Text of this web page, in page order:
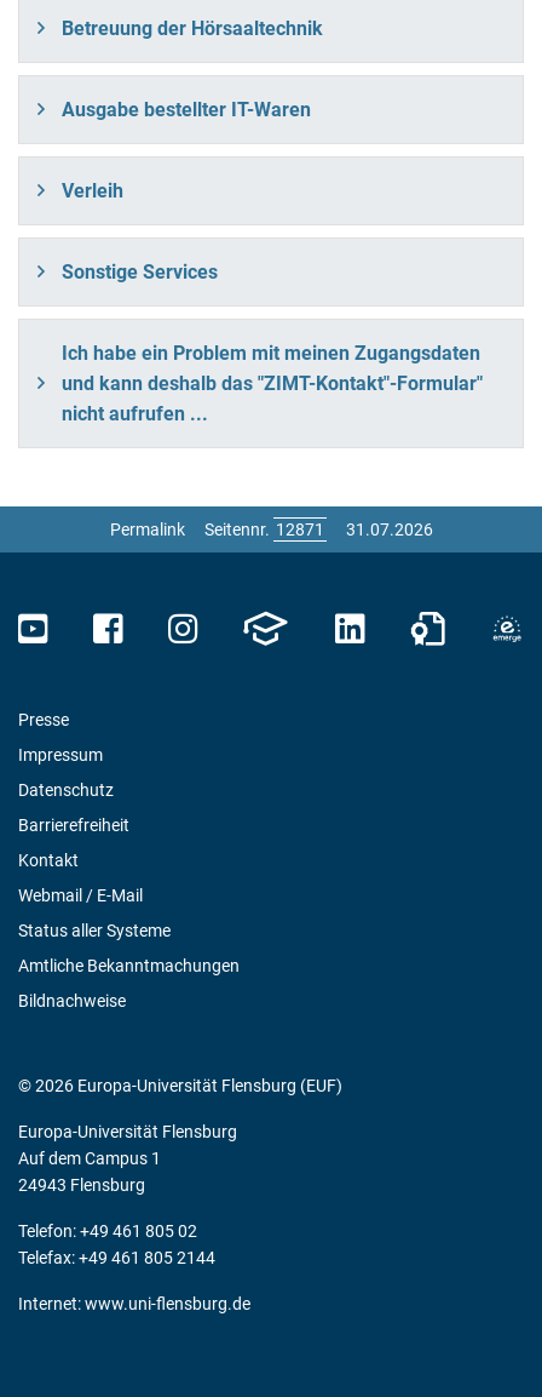
Betreuung der Hörsaaltechnik
Ausgabe bestellter IT-Waren
Verleih
Sonstige Services
Ich habe ein Problem mit meinen Zugangsdaten
und kann deshalb das "ZIMT-Kontakt"-Formular"
nicht aufrufen ...
Permalink Seitennr. 31.07.2026
Presse
Impressum
Datenschutz
Barrierefreiheit
Kontakt
Webmail / E-Mail
Status aller Systeme
Amtliche Bekanntmachungen
Bildnachweise
© 2026 Europa-Universität Flensburg (EUF)
Europa-Universität Flensburg
Auf dem Campus 1
24943 Flensburg
Telefon: +49 461 805 02
Telefax: +49 461 805 2144
Internet:www.uni-flensburg.de